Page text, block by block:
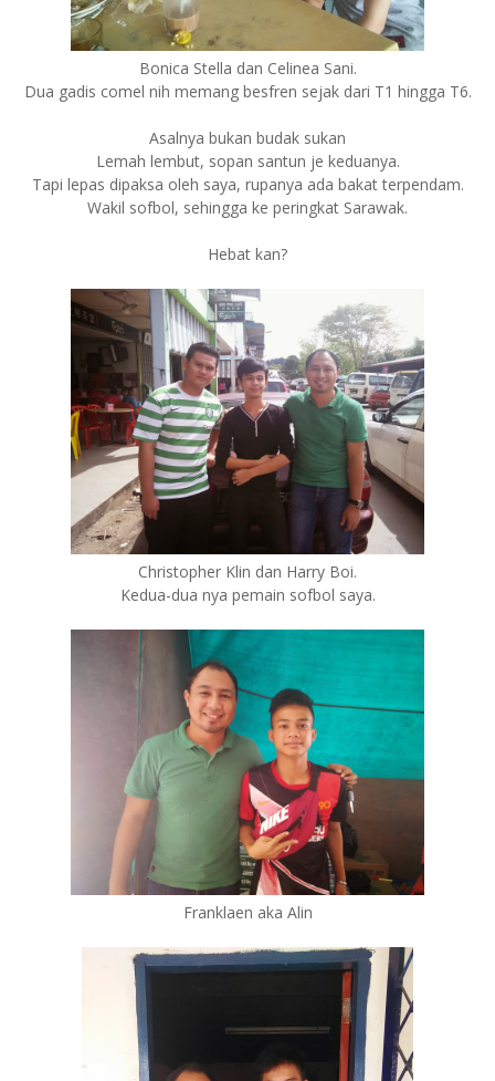
Bonica Stella dan Celinea Sani.
Dua gadis comel nih memang besfren sejak dari T1 hingga T6.
Asalnya bukan budak sukan
Lemah lembut, sopan santun je keduanya.
Tapi lepas dipaksa oleh saya, rupanya ada bakat terpendam.
Wakil sofbol, sehingga ke peringkat Sarawak.
Hebat kan?
Christopher Klin dan Harry Boi.
Kedua-dua nya pemain sofbol saya.
Franklaen aka Alin